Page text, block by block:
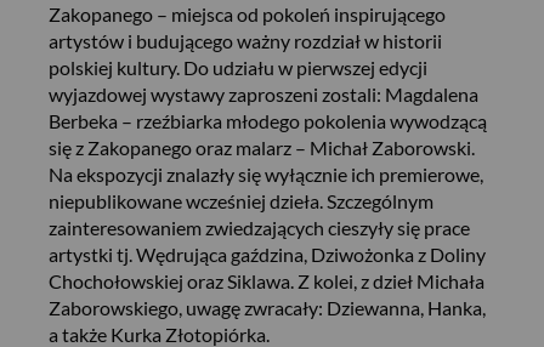
Zakopanego – miejsca od pokoleń inspirującego
artystów i budującego ważny rozdział w historii
polskiej kultury. Do udziału w pierwszej edycji
wyjazdowej wystawy zaproszeni zostali: Magdalena
Berbeka – rzeźbiarka młodego pokolenia wywodzącą
się z Zakopanego oraz malarz – Michał Zaborowski.
Na ekspozycji znalazły się wyłącznie ich premierowe,
niepublikowane wcześniej dzieła. Szczególnym
zainteresowaniem zwiedzających cieszyły się prace
artystki tj. Wędrująca gaździna, Dziwożonka z Doliny
Chochołowskiej oraz Siklawa. Z kolei, z dzieł Michała
Zaborowskiego, uwagę zwracały: Dziewanna, Hanka,
a także Kurka Złotopiórka.